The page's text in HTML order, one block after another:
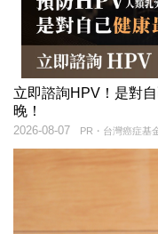
立即諮詢HPV！是對
晚！
PR・台灣癌症基
2026-08-07